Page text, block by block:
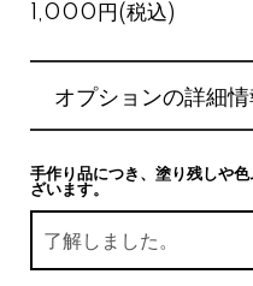
1,000円(税込)
オプションの詳細情
手作り品につき、塗り残しや
ざいます。